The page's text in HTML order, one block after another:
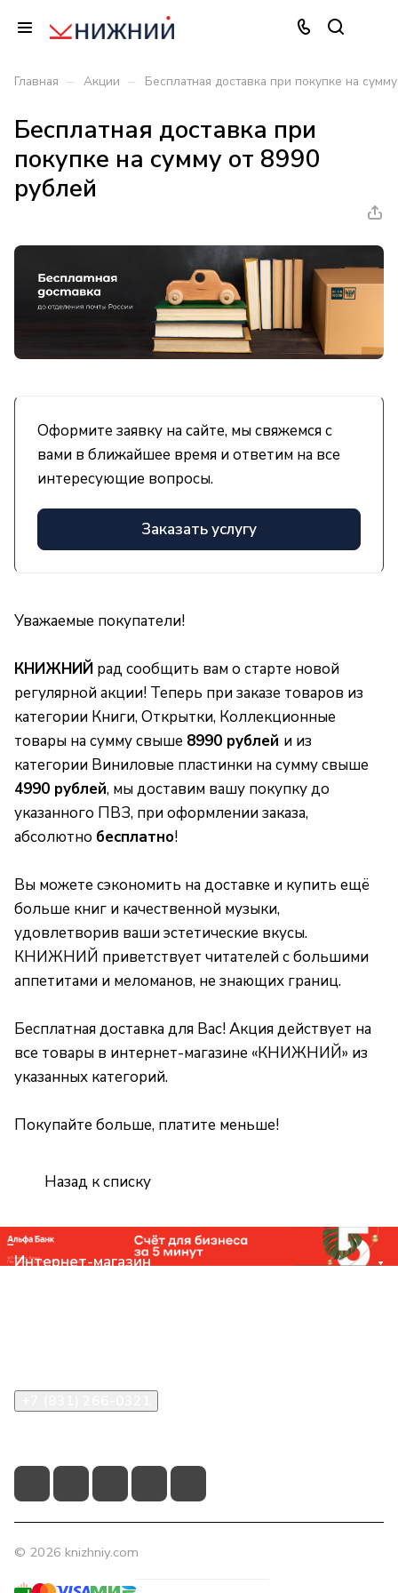
Главная – Акции – Бесплатная доставка при покупке на
Бесплатная доставка при
покупке на сумму от 8990
рублей
Оформите заявку на сайте, мы свяжемся с
вами в ближайшее время и ответим на все
интересующие вопросы.
Заказать услугу
Уважаемые покупатели!
КНИЖНИЙ рад сообщить вам о старте новой
регулярной акции! Теперь при заказе товаров из
категории Книги, Открытки, Коллекционные
товары на сумму свыше 8990 рублей и из
категории Виниловые пластинки на сумму свыше
4990 рублей, мы доставим вашу покупку до
указанного ПВЗ, при оформлении заказа,
абсолютно бесплатно!
Вы можете сэкономить на доставке и купить ещё
больше книг и качественной музыки,
удовлетворив ваши эстетические вкусы.
КНИЖНИЙ приветствует читателей с большими
аппетитами и меломанов, не знающих границ.
Бесплатная доставка для Вас! Акция действует на
все товары в интернет-магазине «КНИЖНИЙ» из
указанных категорий.
Покупайте больше, платите меньше!
Назад к списку
Интернет-магазин
© 2026 knizhniy.com